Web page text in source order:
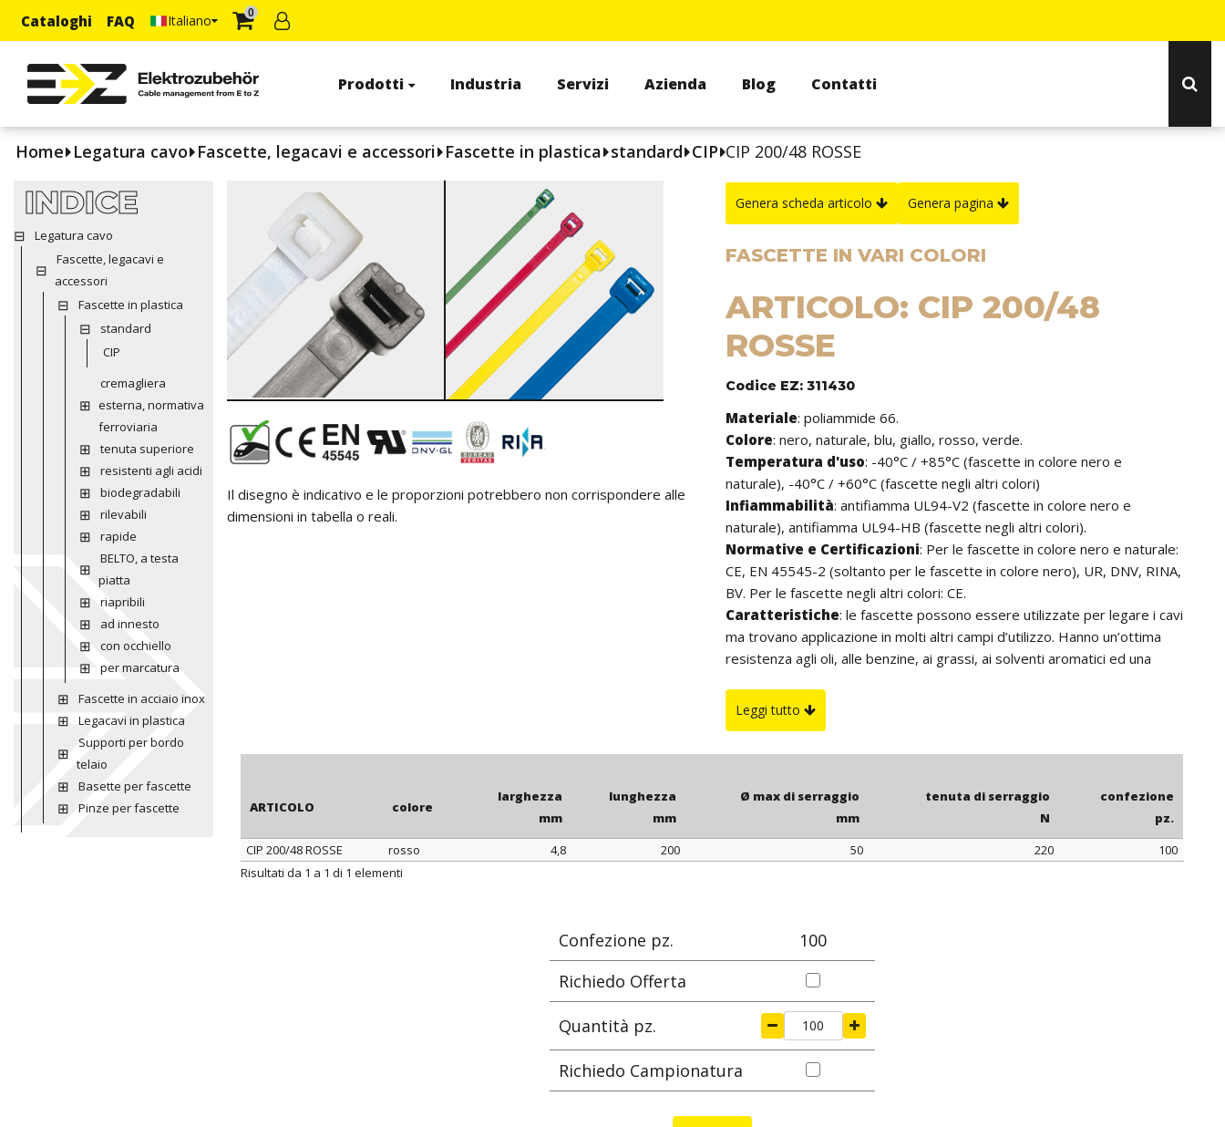
Cataloghi FAQ Italiano 0
Prodotti Industria Servizi Azienda Blog Contatti
Home Legatura cavo Fascette, legacavi e accessori Fascette in plastica standard CIP CIP 200/48 ROSSE
INDICE
Legatura cavo
Fascette, legacavi e
accessori
Fascette in plastica
standard
CIP
cremagliera
esterna, normativa
ferroviaria
tenuta superiore
resistenti agli acidi
biodegradabili
rilevabili
rapide
BELTO, a testa
piatta
riapribili
ad innesto
con occhiello
per marcatura
Fascette in acciaio inox
Legacavi in plastica
Supporti per bordo
telaio
Basette per fascette
Pinze per fascette
Il disegno è indicativo e le proporzioni potrebbero non corrispondere alle
dimensioni in tabella o reali.
Genera scheda articolo Genera pagina
FASCETTE IN VARI COLORI
ARTICOLO: CIP 200/48
ROSSE
Codice EZ: 311430
Materiale:poliammide 66.
Colore: nero, naturale, blu, giallo, rosso, verde.
Temperatura d'uso: -40°C / +85°C (fascette in colore nero e
naturale), -40°C / +60°C (fascette negli altri colori)
Infiammabilità:antifiamma UL94-V2 (fascette in colore nero e
naturale), antifiamma UL94-HB (fascette negli altri colori).
Normative e Certificazioni: Per le fascette in colore nero e naturale:
CE, EN 45545-2 (soltanto per le fascette in colore nero), UR, DNV, RINA,
BV. Per le fascette negli altri colori: CE.
Caratteristiche: le fascette possono essere utilizzate per legare i cavi
ma trovano applicazione in molti altri campi d’utilizzo. Hanno un’ottima
resistenza agli oli, alle benzine, ai grassi, ai solventi aromatici ed una
all’aperto si consigliano le fascette in colore nero che, grazie agli additivi
di carbon black, hanno una resistenza ai raggi UV superiore. La lunghezza
Leggi tutto
ARTICOLO colore
larghezza
mm
lunghezza
mm
Ø max di serraggio
mm
tenuta di serraggio
N
confezione
pz.
ARTICOLO colore
CIP 200/48 ROSSE rosso 4,8 200 50 220
100
Risultati da 1 a 1 di 1 elementi
Confezione pz.
100
Richiedo Offerta
Quantità pz.
Richiedo Campionatura